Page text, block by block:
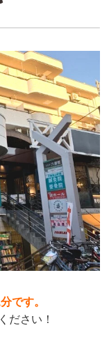
です。
ださい！